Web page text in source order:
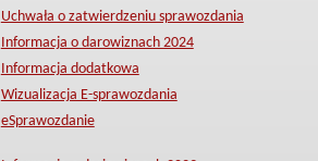
Uchwała o zatwierdzeniu sprawozdania
Informacja o darowiznach 2024
Informacja dodatkowa
Wizualizacja E-sprawozdania
eSprawozdanie